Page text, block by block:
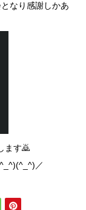
なり感謝しかあ
ます🙇
／